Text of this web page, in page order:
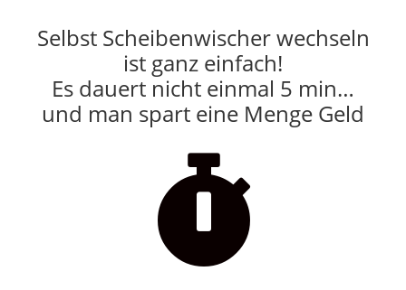
Selbst Scheibenwischer wechseln
ist ganz einfach!
Es dauert nicht einmal 5 min…
und man spart eine Menge Geld
